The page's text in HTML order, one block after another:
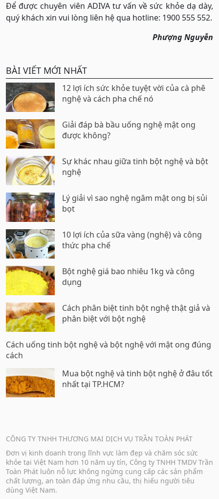
Để được chuyên viên ADIVA tư vấn về sức khỏe dạ dày,
quý khách xin vui lòng liên hệ qua hotline: 1900 555 552.
Phượng Nguyễn
BÀI VIẾT MỚI NHẤT
12 lợi ích sức khỏe tuyệt vời của cà phê
nghệ và cách pha chế nó
Giải đáp bà bầu uống nghệ mật ong
được không?
Sự khác nhau giữa tinh bột nghệ và bột
nghệ
Lý giải vì sao nghệ ngâm mật ong bị sủi
bọt
10 lợi ích của sữa vàng (nghệ) và công
thức pha chế
Bột nghệ giá bao nhiêu 1kg và công
dụng
Cách phân biệt tinh bột nghệ thật giả và
phân biệt với bột nghệ
Cách uống tinh bột nghệ và bột nghệ với mật ong đúng
cách
Mua bột nghệ và tinh bột nghệ ở đâu tốt
nhất tại TP.HCM?
CÔNG TY TNHH THƯƠNG MẠI DỊCH VỤ TRẦN TOÀN PHÁT
Đơn vị kinh doanh trong lĩnh vực làm đẹp và chăm sóc sức
khỏe tại Việt Nam hơn 10 năm uy tín, Công ty TNHH TMDV Trần
Toàn Phát luôn nỗ lực không ngừng cung cấp các sản phẩm
chất lượng, an toàn đáp ứng nhu cầu, thị hiếu người tiêu
dùng Việt Nam.